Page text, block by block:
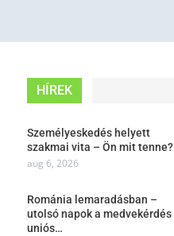
HÍREK
Személyeskedés helyett
szakmai vita – Ön mit tenne?
aug 6, 2026
Románia lemaradásban –
utolsó napok a medvekérdés
uniós…